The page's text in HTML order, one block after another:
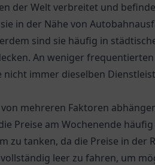
der Welt verbreitet und
in der Nähe von
sind sie häufig in
An weniger
nicht immer dieselben
mehreren Faktoren
Preise am Wochenende
zu tanken, da die Preise in
leer zu fahren, um